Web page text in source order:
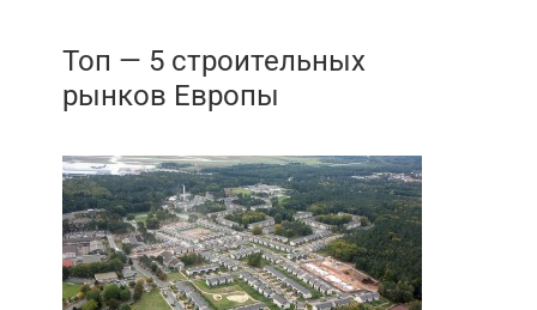
Топ — 5 строительных
рынков Европы